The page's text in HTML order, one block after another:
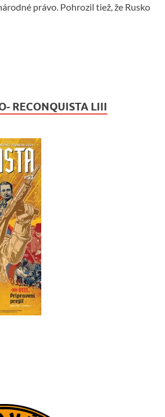
právo. Pohrozil tiež, že Rusko
RECONQUISTA LIII